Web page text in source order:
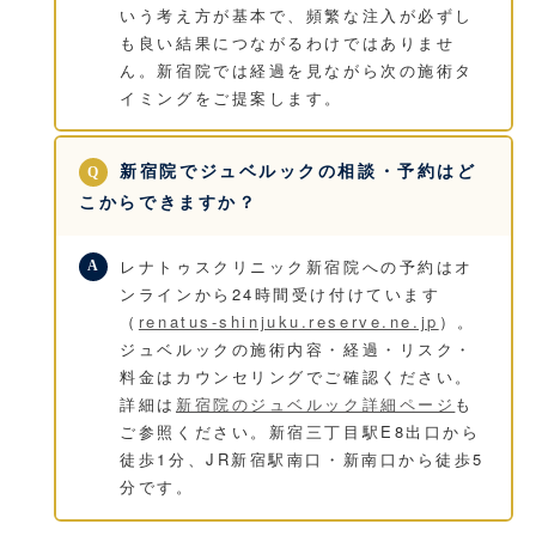
いう考え方が基本で、頻繁な注入が必ずし
も良い結果につながるわけではありませ
ん。新宿院では経過を見ながら次の施術タ
イミングをご提案します。
新宿院でジュベルックの相談・予約はど
こからできますか？
レナトゥスクリニック新宿院への予約はオ
ンラインから24時間受け付けています
（ renatus-shinjuku.reserve.ne.jp ）。
ジュベルックの施術内容・経過・リスク・
料金はカウンセリングでご確認ください。
詳細は 新宿院のジュベルック詳細ページ も
ご参照ください。新宿三丁目駅E8出口から
徒歩1分、JR新宿駅南口・新南口から徒歩5
分です。